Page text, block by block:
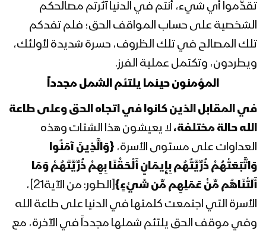
المحاضرة الرمضانية الثامنة والعشرون لقائد
الثورة السيد عبدالملك بدرالدين الحوثي
1441هـ
المحاضرة الرمضانية السابعة والعشرون
لقائد الثورة السيد عبدالملك بدرالدين
الحوثي 1441هـ
المحاضرة الرمضانية السادسة والعشرون
لقائد الثورة السيد عبدالملك بدرالدين
الحوثي 1441هـ
المحاضرة الرمضانية الخامسة والعشرون
لقائد الثورة السيد عبدالملك بدرالدين
الحوثي 1441هـ
تقدِّموا أي شيء، أنتم في الدنيا آثرتم مصالحكم
الشخصية على حساب المواقف الحق؛ فلم تفدكم
تلك المصالح في تلك الظروف، حسرة شديدة لأولئك،
ويطردون، وتكتمل عملية الفرز.
المؤمنون حينما يلتئم الشمل مجدداً
في المقابل الذين كانوا في اتجاه الحق وعلى طاعة
الله حالة مختلفة، لا يعيشون هذا الشتات وهذه
العداوات على مستوى الأسرة، {وَالَّذِينَ آمَنُوا
وَاتَّبَعَتْهُمْ ذُرِّيَّتُهُم بِإِيمَانٍ أَلْحَقْنَا بِهِمْ ذُرِّيَّتَهُمْ وَمَا
أَلَتْنَاهُم مِّنْ عَمَلِهِم مِّن شَيْءٍ}
[الطور: من الآية21]،
الأسرة التي اجتمعت كلمتها في الدنيا على طاعة الله
وفي موقف الحق يلتئم شملها مجدداً في الآخرة، مع